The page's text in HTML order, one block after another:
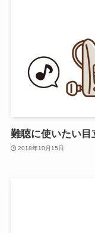
難聴に使いたい目
2018年10月15日